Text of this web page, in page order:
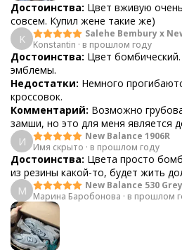
Достоинства: Цвет вживую
совсем. Купил жене такие же)
K
Salehe Bembury x
The Time"
Konstantin · в прошлом году
Достоинства: Цвет
эмблемы.
Недостатки: Немного
кроссовок.
Комментарий: Возможно
замши, но это для меня является
И
New Balance 1906R
Имя скрыто · в прошлом году
Достоинства: Цвета просто
из резины какой-то, будет жить
М
New Balance 530
Марина Баробонова · в прошлом